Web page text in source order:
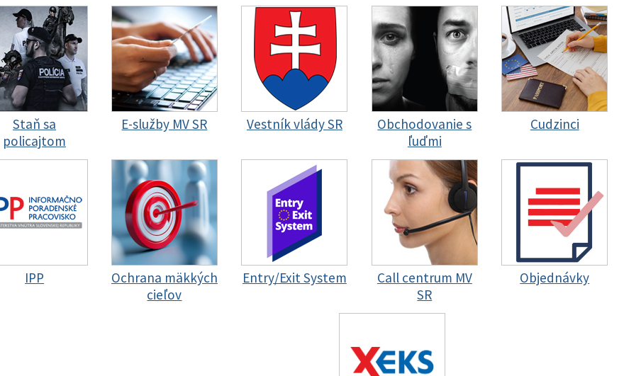
Staň sa
policajtom
E-služby MV SR Vestník vlády SR
Obchodovanie s
ľuďmi
Cudzinci
IPP
Ochrana mäkkých
cieľov
Entry/Exit System
Call centrum MV
SR
Objednávky